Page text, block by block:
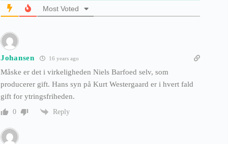
Most Voted
Johansen 16 years ago
Måske er det i virkeligheden Niels Barfoed selv, som
producerer gift. Hans syn på Kurt Westergaard er i hvert fald
gift for ytringsfriheden.
0 Reply